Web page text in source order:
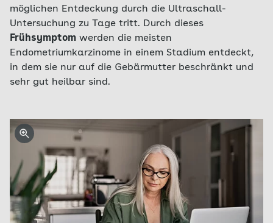
möglichen Entdeckung durch die Ultraschall-
Untersuchung zu Tage tritt. Durch dieses
Frühsymptom werden die meisten
Endometriumkarzinome in einem Stadium entdeckt,
in dem sie nur auf die Gebärmutter beschränkt und
sehr gut heilbar sind.